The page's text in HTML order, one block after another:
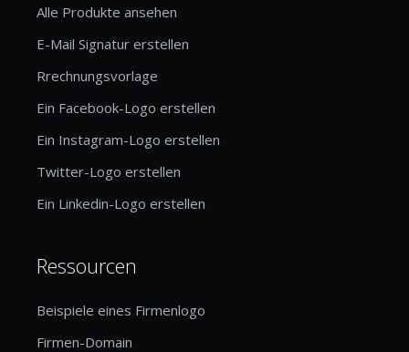
Alle Produkte ansehen
E-Mail Signatur erstellen
Rrechnungsvorlage
Ein Facebook-Logo erstellen
Ein Instagram-Logo erstellen
Twitter-Logo erstellen
Ein Linkedin-Logo erstellen
Ressourcen
Beispiele eines Firmenlogo
Firmen-Domain